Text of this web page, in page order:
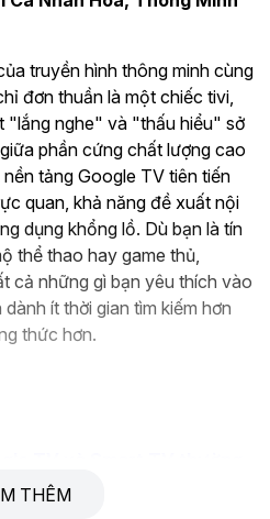
truyền hình thông minh cùng
đơn thuần là một chiếc tivi,
"lắng nghe" và "thấu hiểu" sở
phần cứng chất lượng cao
tảng Google TV tiên tiến
quan, khả năng đề xuất nội
dụng khổng lồ. Dù bạn là tín
thể thao hay game thủ,
cả những gì bạn yêu thích vào
ít thời gian tìm kiếm hơn
thức hơn.
TV VSP
THÊM